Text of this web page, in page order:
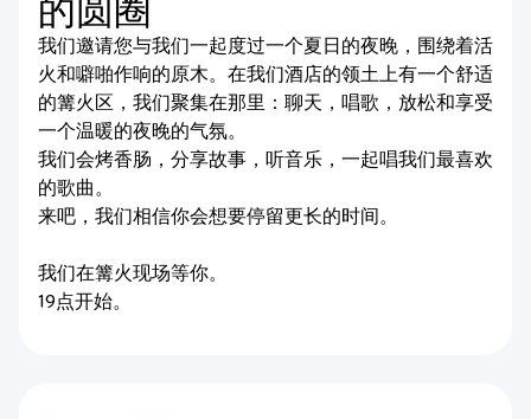
的圆圈
我们邀请您与我们一起度过一个夏日的夜晚，围绕着活
火和噼啪作响的原木。在我们酒店的领土上有一个舒适
的篝火区，我们聚集在那里：聊天，唱歌，放松和享受
一个温暖的夜晚的气氛。
我们会烤香肠，分享故事，听音乐，一起唱我们最喜欢
的歌曲。
来吧，我们相信你会想要停留更长的时间。
我们在篝火现场等你。
19点开始。